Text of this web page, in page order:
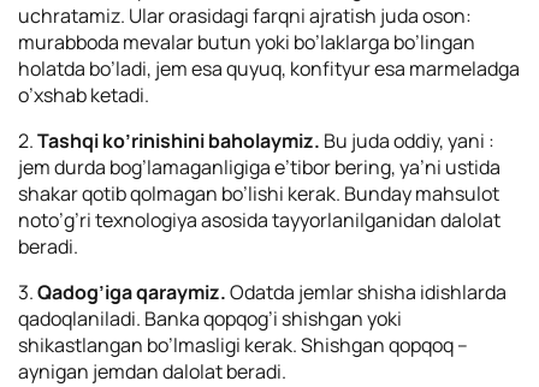
uchratamiz. Ular orasidagi farqni ajratish juda oson:
murabboda mevalar butun yoki bo’laklarga bo’lingan
holatda bo’ladi, jem esa quyuq, konfityur esa marmeladga
o’xshab ketadi.
2.Tashqi ko’rinishini baholaymiz. Bu juda oddiy, yani :
jem durda bog’lamaganligiga e’tibor bering, ya’ni ustida
shakar qotib qolmagan bo’lishi kerak. Bunday mahsulot
noto’g’ri texnologiya asosida tayyorlanilganidan dalolat
beradi.
3.Qadog’iga qaraymiz.Odatda jemlar shisha idishlarda
qadoqlaniladi. Banka qopqog’i shishgan yoki
shikastlangan bo’lmasligi kerak. Shishgan qopqoq –
aynigan jemdan dalolat beradi.